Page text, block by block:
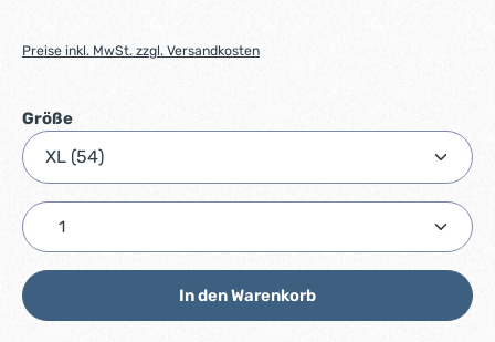
Preise inkl. MwSt. zzgl. Versandkosten
Größeauswählen
Produkt Anzahl: Gib den gewünschten Wert ein
In den Warenkorb